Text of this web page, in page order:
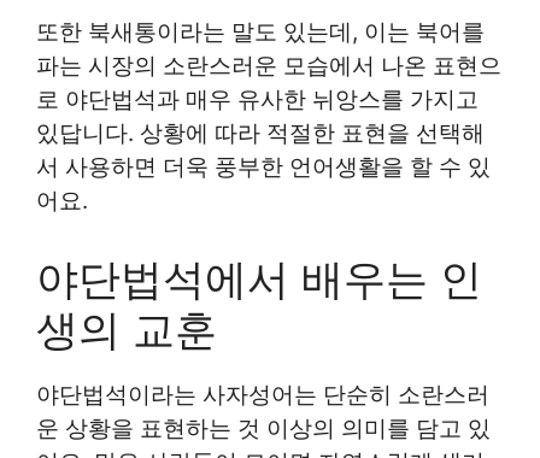
또한 북새통이라는 말도 있는데, 이는 북어를
파는 시장의 소란스러운 모습에서 나온 표현으
로 야단법석과 매우 유사한 뉘앙스를 가지고
있답니다. 상황에 따라 적절한 표현을 선택해
서 사용하면 더욱 풍부한 언어생활을 할 수 있
어요.
야단법석에서 배우는 인
생의 교훈
야단법석이라는 사자성어는 단순히 소란스러
운 상황을 표현하는 것 이상의 의미를 담고 있